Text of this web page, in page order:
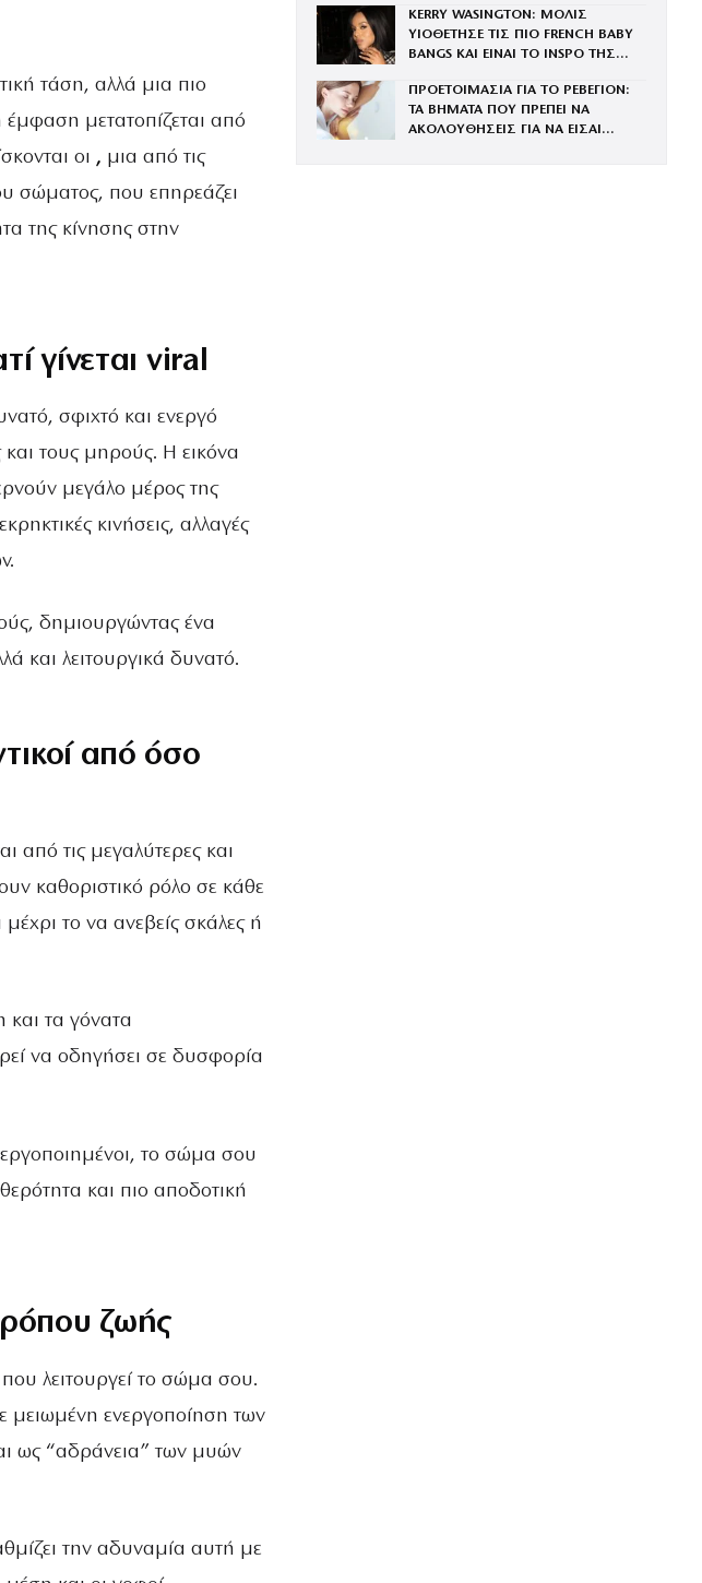
τάση, αλλά μια πιο
μετατοπίζεται από
οι , μια από τις
σώματος, που επηρεάζει
της κίνησης στην
γίνεται viral
σφιχτό και ενεργό
τους μηρούς. Η εικόνα
μεγάλο μέρος της
κινήσεις, αλλαγές
δημιουργώντας ένα
και λειτουργικά δυνατό.
από όσο
από τις μεγαλύτερες και
καθοριστικό ρόλο σε κάθε
το να ανεβείς σκάλες ή
και τα γόνατα
να οδηγήσει σε δυσφορία
το σώμα σου
και πιο αποδοτική
ζωής
που λειτουργεί το σώμα σου.
μειωμένη ενεργοποίηση των
ως “αδράνεια” των μυών
την αδυναμία αυτή με
KERRY WASINGTON: ΜΟΛΙΣ
ΥΙΟΘΕΤΗΣΕ ΤΙΣ ΠΙΟ FRENCH BABY
BANGS ΚΑΙ ΕΙΝΑΙ ΤΟ INSPO ΤΗΣ
ΠΡΟΕΤΟΙΜΑΣΙΑ ΓΙΑ ΤΟ ΡΕΒΕΓΙΟΝ:
ΤΑ ΒΗΜΑΤΑ ΠΟΥ ΠΡΕΠΕΙ ΝΑ
ΑΚΟΛΟΥΘΗΣΕΙΣ ΓΙΑ ΝΑ ΕΙΣΑΙ